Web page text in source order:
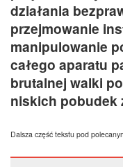
działania
przejmowanie
manipulowanie
całego aparatu
brutalnej walki
niskich pobudek
Dalsza część tekstu pod